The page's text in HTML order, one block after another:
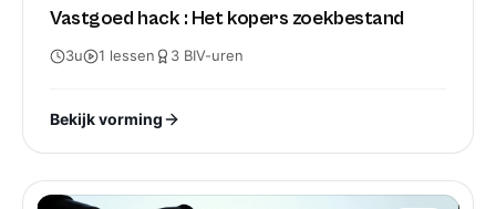
Vastgoed hack : Het kopers zoekbestand
3u 1 lessen 3 BIV-uren
Bekijk vorming